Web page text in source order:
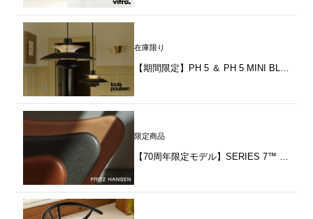
在庫限り
【期間限定】PH 5 ＆ PH 5 MINI BLACK EDITION 2025
限定商品
【70周年限定モデル】SERIES 7™ TAILORED（テーラード）by FRITZ HANSEN（フリッツ・ハンセン）